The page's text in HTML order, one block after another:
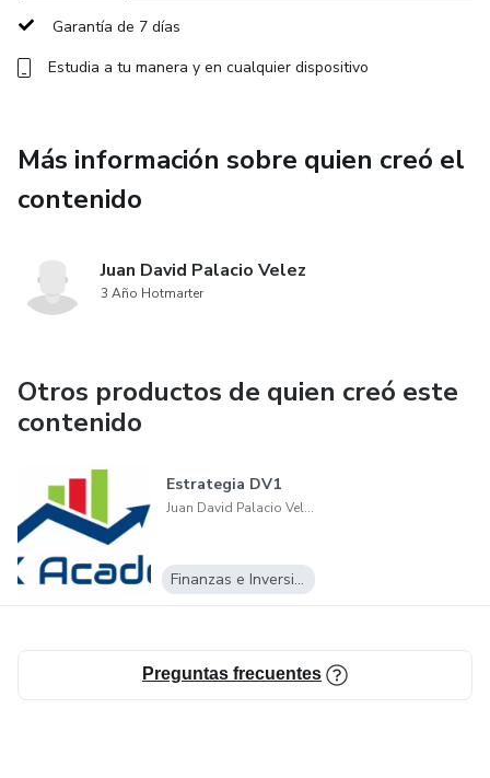
Garantía de 7 días
Estudia a tu manera y en cualquier dispositivo
Más información sobre quien creó el
contenido
Juan David Palacio Velez
3 Año Hotmarter
Otros productos de quien creó este
contenido
Estrategia DV1
Juan David Palacio Velez
Finanzas e Inversiones
Preguntas frecuentes